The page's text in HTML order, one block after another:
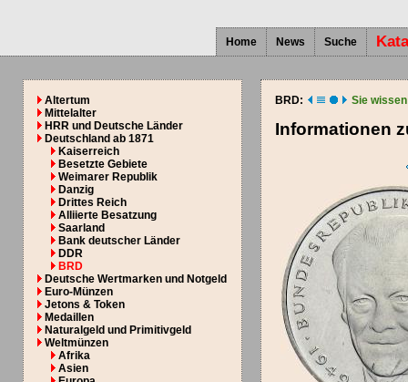
Home News Suche
Altertum
Mittelalter
HRR und Deutsche Länder
Deutschland ab 1871
Kaiserreich
Besetzte Gebiete
Weimarer Republik
Danzig
Drittes Reich
Alliierte Besatzung
Saarland
Bank deutscher Länder
DDR
BRD
Deutsche Wertmarken und Notgeld
Euro-Münzen
Jetons & Token
Medaillen
Naturalgeld und Primitivgeld
Weltmünzen
Afrika
Asien
BRD: Sie
Informationen